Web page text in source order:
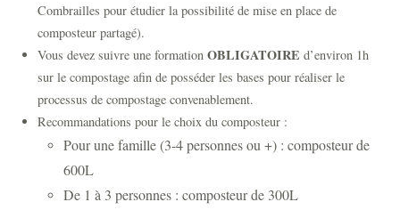
Combrailles pour étudier la possibilité de mise en place de
composteur partagé).
Vous devez suivre une formationOBLIGATOIREd’environ 1h
sur le compostage afin de posséder les bases pour réaliser le
processus de compostage convenablement.
Recommandations pour le choix du composteur :
Pour une famille (3-4 personnes ou +) : composteur de
600L
De 1 à 3 personnes : composteur de 300L